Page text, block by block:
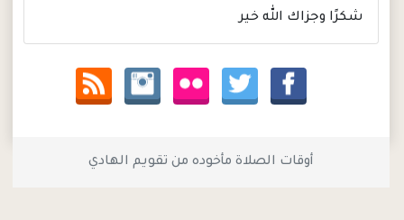
شكرًا وجزاك الله خير
أوقات الصلاة مأخوده من تقويم الهادي